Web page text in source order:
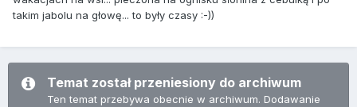
takim jabolu na głowę... to były czasy :-))
Temat został przeniesiony do archiwum
Ten temat przebywa obecnie w archiwum. Dodawanie